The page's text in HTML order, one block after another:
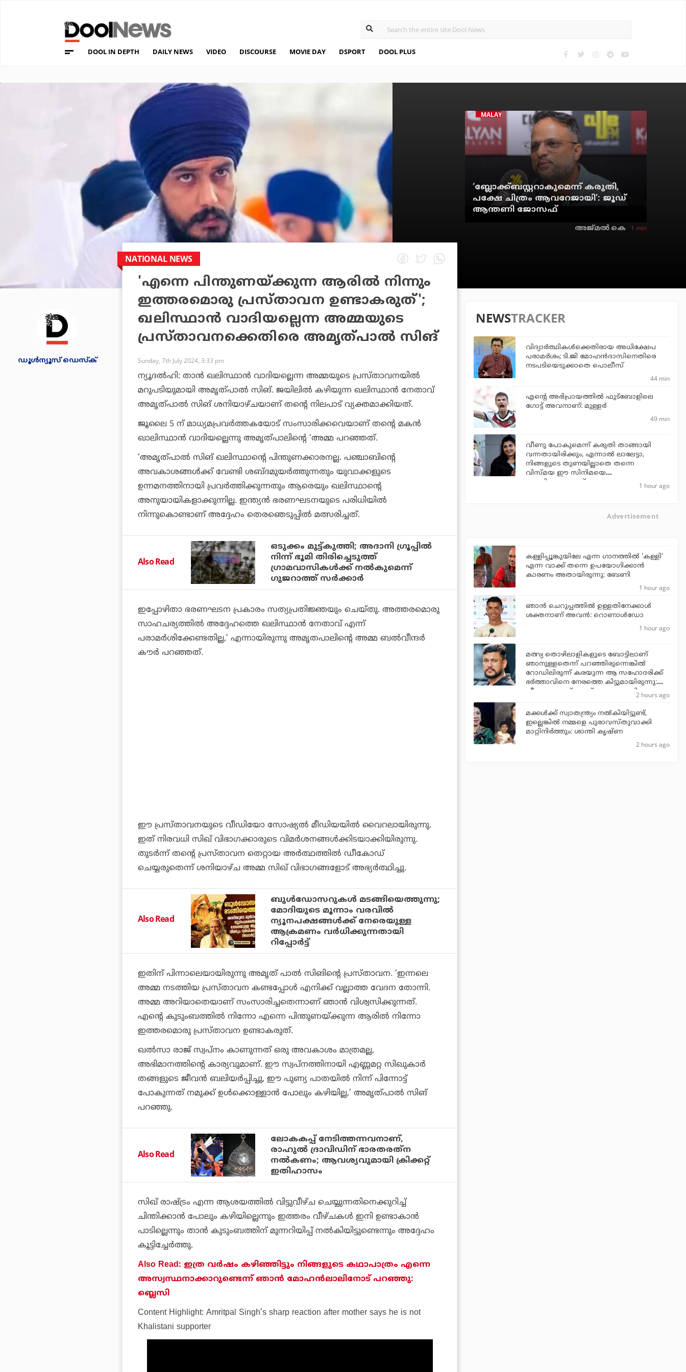
DOOL IN DEPTH DAILY NEWS VIDEO DISCOURSE MOVIE DAY DSPORT DOOL PLUS
MALAYALAM CINEMA
‘ബ്ലോക്ക്ബസ്റ്ററാകുമെന്ന് കരുതി,
പക്ഷേ ചിത്രം ആവറേജായി’: ജൂഡ്
ആന്തണി ജോസഫ്
അജ്മല്‍ കെ 1 min
ഡൂള്‍ന്യൂസ് ഡെസ്‌ക്
NATIONAL NEWS
'എന്നെ പിന്തുണയ്ക്കുന്ന ആരിൽ നിന്നും
ഇത്തരമൊരു പ്രസ്താവന ഉണ്ടാകരുത്';
ഖലിസ്ഥാൻ വാദിയല്ലെന്ന അമ്മയുടെ
പ്രസ്താവനക്കെതിരെ അമൃത്പാൽ സിങ്
Sunday, 7th July 2024, 3:33 pm
ന്യൂദൽഹി: താൻ ഖലിസ്ഥാൻ വാദിയല്ലെന്ന അമ്മയുടെ പ്രസ്താവനയിൽ
മറുപടിയുമായി അമൃത്പാൽ സിങ്. ജയിലിൽ കഴിയുന്ന ഖലിസ്ഥാൻ നേതാവ്
അമൃത്പാൽ സിങ് ശനിയാഴ്ചയാണ് തന്റെ നിലപാട് വ്യക്തമാക്കിയത്.
ജൂലൈ 5 ന് മാധ്യമപ്രവർത്തകയോട് സംസാരിക്കവെയാണ് തന്റെ മകൻ
ഖാലിസ്ഥാൻ വാദിയല്ലെന്നു അമൃത്പാലിന്റെ ‘അമ്മ പറഞ്ഞത്.
‘അമൃത്പാൽ സിങ് ഖലിസ്ഥാൻ്റെ പിന്തുണക്കാരനല്ല. പഞ്ചാബിൻ്റെ
അവകാശങ്ങൾക്ക് വേണ്ടി ശബ്ദമുയർത്തുന്നതും യുവാക്കളുടെ
ഉന്നമനത്തിനായി പ്രവർത്തിക്കുന്നതും ആരെയും ഖലിസ്ഥാൻ്റെ
അനുയായികളാക്കുന്നില്ല. ഇന്ത്യൻ ഭരണഘടനയുടെ പരിധിയിൽ
നിന്നുകൊണ്ടാണ് അദ്ദേഹം തെരഞെടുപ്പിൽ മത്സരിച്ചത്.
Also Read
ഒടുക്കം മുട്ട്കുത്തി; അദാനി ഗ്രൂപ്പിൽ
നിന്ന് ഭൂമി തിരിച്ചെടുത്ത്
ഗ്രാമവാസികൾക്ക് നൽകുമെന്ന്
ഗുജറാത്ത് സർക്കാർ
ഇപ്പോഴിതാ ഭരണഘടന പ്രകാരം സത്യപ്രതിജ്ഞയും ചെയ്തു. അത്തരമൊരു
സാഹചര്യത്തിൽ അദ്ദേഹത്തെ ഖലിസ്ഥാൻ നേതാവ് എന്ന്
പരാമർശിക്കേണ്ടതില്ല,’ എന്നായിരുന്നു അമൃതപാലിന്റെ അമ്മ ബൽവീന്ദർ
കൗർ പറഞ്ഞത്.
ഈ പ്രസ്താവനയുടെ വീഡിയോ സോഷ്യൽ മീഡിയയിൽ വൈറലായിരുന്നു.
ഇത് നിരവധി സിഖ് വിഭാഗക്കാരുടെ വിമർശനങ്ങൾക്കിടയാക്കിയിരുന്നു.
തുടർന്ന് തൻ്റെ പ്രസ്താവന തെറ്റായ അർത്ഥത്തിൽ ഡീകോഡ്
ചെയ്യരുതെന്ന് ശനിയാഴ്ച അമ്മ സിഖ് വിഭാഗങ്ങളോട് അഭ്യർത്ഥിച്ചു.
Also Read
ബുൾഡോസറുകൾ മടങ്ങിയെത്തുന്നു;
മോദിയുടെ മൂന്നാം വരവിൽ
ന്യൂനപക്ഷങ്ങൾക്ക് നേരെയുള്ള
ആക്രമണം വർധിക്കുന്നതായി
റിപ്പോർട്ട്
ഇതിന് പിന്നാലെയായിരുന്നു അമൃത് പാൽ സിങിന്റെ പ്രസ്താവന. ‘ഇന്നലെ
അമ്മ നടത്തിയ പ്രസ്താവന കണ്ടപ്പോൾ എനിക്ക് വല്ലാത്ത വേദന തോന്നി.
അമ്മ അറിയാതെയാണ് സംസാരിച്ചതെന്നാണ് ഞാൻ വിശ്വസിക്കുന്നത്.
എൻ്റെ കുടുംബത്തിൽ നിന്നോ എന്നെ പിന്തുണയ്ക്കുന്ന ആരിൽ നിന്നോ
ഇത്തരമൊരു പ്രസ്താവന ഉണ്ടാകരുത്.
ഖൽസാ രാജ് സ്വപ്നം കാണുന്നത് ഒരു അവകാശം മാത്രമല്ല,
അഭിമാനത്തിൻ്റെ കാര്യവുമാണ്. ഈ സ്വപ്‌നത്തിനായി എണ്ണമറ്റ സിഖുകാർ
തങ്ങളുടെ ജീവൻ ബലിയർപ്പിച്ചു, ഈ പുണ്യ പാതയിൽ നിന്ന് പിന്നോട്ട്
പോകുന്നത് നമുക്ക് ഉൾക്കൊള്ളാൻ പോലും കഴിയില്ല,’ അമൃത്പാൽ സിങ്
പറഞ്ഞു.
Also Read
ലോകകപ്പ് നേടിത്തന്നവനാണ്,
രാഹുല്‍ ദ്രാവിഡിന് ഭാരതരത്‌ന
നല്‍കണം; ആവശ്യവുമായി ക്രിക്കറ്റ്
ഇതിഹാസം
സിഖ് രാഷ്ട്രം എന്ന ആശയത്തിൽ വിട്ടുവീഴ്ച ചെയ്യുന്നതിനെക്കുറിച്ച്
ചിന്തിക്കാൻ പോലും കഴിയില്ലെന്നും ഇത്തരം വീഴ്ചകൾ ഇനി ഉണ്ടാകാൻ
പാടില്ലെന്നും താൻ കുടുംബത്തിന് മുന്നറിയിപ്പ് നൽകിയിട്ടുണ്ടെന്നും അദ്ദേഹം
കൂട്ടിച്ചേർത്തു.
Also Read: ഇത്ര വര്‍ഷം കഴിഞ്ഞിട്ടും നിങ്ങളുടെ കഥാപാത്രം എന്നെ
അസ്വസ്ഥനാക്കാറുണ്ടെന്ന് ഞാന്‍ മോഹന്‍ലാലിനോട് പറഞ്ഞു:
ബ്ലെസി
Content Highlight: Amritpal Singh’s sharp reaction after mother says he is not
Khalistani supporter
NEWSTRACKER
വിദ്യാര്‍ത്ഥികള്‍ക്കെതിരായ അധിക്ഷേപ
പരാമര്‍ശം; ടി.ജി മോഹന്‍ദാസിനെതിരെ
നടപടിയെടുക്കാതെ പൊലീസ്
44 min
എന്റെ അഭിപ്രായത്തില്‍ ഫുട്‌ബോളിലെ
ഗോട്ട് അവനാണ്: മുള്ളര്‍
49 min
വീണു പോകുമെന്ന് കരുതി താങ്ങായി
വന്നതായിരിക്കും, എന്നാല്‍ ലാലേട്ടാ,
നിങ്ങളുടെ തുണയില്ലാതെ തന്നെ
വിസ്മയ ഈ സിനിമയെ
തോളിലേറ്റുന്നുണ്ട്
1 hour ago
Advertisement
കള്ളിപ്പൂങ്കുയിലേ എന്ന ഗാനത്തിൽ 'കള്ളി'
എന്ന വാക്ക് തന്നെ ഉപയോഗിക്കാൻ
കാരണം അതായിരുന്നു: ബേണി
1 hour ago
ഞാന്‍ ചെറുപ്പത്തില്‍ ഉള്ളതിനേക്കാള്‍
ശക്തനാണ് അവന്‍: റൊണാള്‍ഡോ
1 hour ago
മത്സ്യ തൊഴിലാളികളുടെ ബോട്ടിലാണ്
ഞാനുള്ളതെന്ന് പറഞ്ഞിരുന്നെങ്കില്‍
റോഡിലിരുന്ന് കരയുന്ന ആ സഹോദരിക്ക്
ഭര്‍ത്താവിനെ നേരത്തെ കിട്ടുമായിരുന്നു:
വീണ്ടും ഫേസ്ബുക്ക് പോസ്റ്റുമായി2 hours ago
മക്കൾക്ക് സ്വാതന്ത്ര്യം നൽകിയിട്ടുണ്ട്,
ഇല്ലെങ്കിൽ നമ്മളെ പുരാവസ്തുവാക്കി
മാറ്റിനിർത്തും: ശാന്തി കൃഷ്ണ
2 hours ago